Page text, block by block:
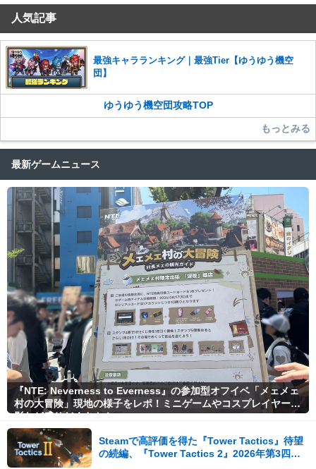
人気記事
最強キャラランキング｜最強Tier【ゆうゆう機空
団】
ゆうゆう機空団攻略TOP
もっとみる
最新ゲームニュース
『NTE: Neverness to Everness』の参加型オフイベ「メェメェ
村の大冒険」現地の様子をレポ！ミニゲームやコスプレイヤー撮
影など盛りだくさん！
Steamで高評価を得た『Tower Tactics』待望
の続編、『Tower Tactics 2』2026年第3四半